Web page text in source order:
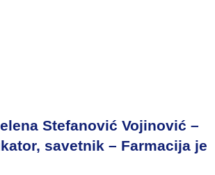
Stefanović Vojinović –
savetnik – Farmacija je